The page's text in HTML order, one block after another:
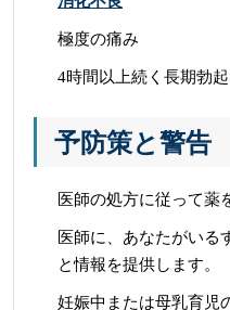
極度の痛み
4時間以上続く長期勃起
予防策と警告
医師の処方に従って薬
医師に、あなたがいる
と情報を提供します。
妊娠中または母乳育児